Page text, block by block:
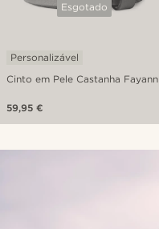
Esgotado
Cinto em Pele Castanha Fayann
Personalizável
59,95 €